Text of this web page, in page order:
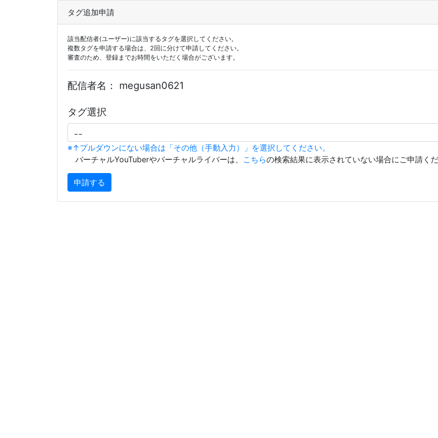
タグ追加申請
該当配信者(ユーザー)に該当するタグを選択してください。
複数タグを申請する場合は、2回に分けて申請してください。
審査のため、登録までお時間をいただく場合がございます。
配信者名： megusan0621
タグ選択
※↑プルダウンにない場合は「その他（手動入力）」を選択してください。
バーチャルYouTuberやバーチャルライバーは、 こちらの検索結果に表示されていない場合にご申請く
申請する